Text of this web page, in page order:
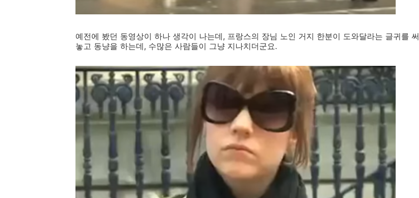
예전에 봤던 동영상이 하나 생각이 나는데, 프랑스의 장님 노인 거지 한분이 도와달라는 글귀를 써
놓고 동냥을 하는데, 수많은 사람들이 그냥 지나치더군요.